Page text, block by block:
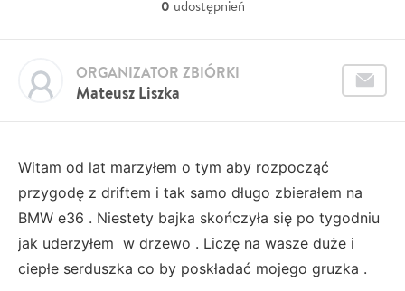
0 udostępnień
Mateusz Liszka
ORGANIZATOR ZBIÓRKI
Witam od lat marzyłem o tym aby rozpocząć
przygodę z driftem i tak samo długo zbierałem na
BMW e36 . Niestety bajka skończyła się po tygodniu
jak uderzyłem w drzewo . Liczę na wasze duże i
ciepłe serduszka co by poskładać mojego gruzka .